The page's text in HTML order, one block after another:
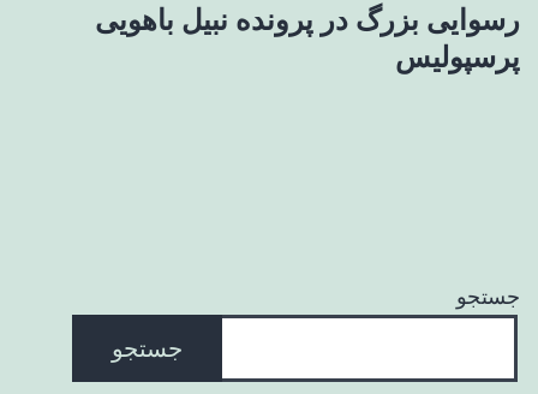
رسوایی بزرگ در پرونده نبیل باهویی
پرسپولیس
جستجو
جستجو